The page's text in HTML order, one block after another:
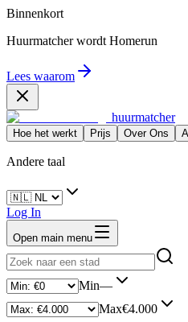
Binnenkort
Huurmatcher wordt Homerun
Lees waarom
huurmatcher
Hoe het werkt Prijs Over Ons
Andere taal
Log In
Open main menu
Min—
Max€4.000